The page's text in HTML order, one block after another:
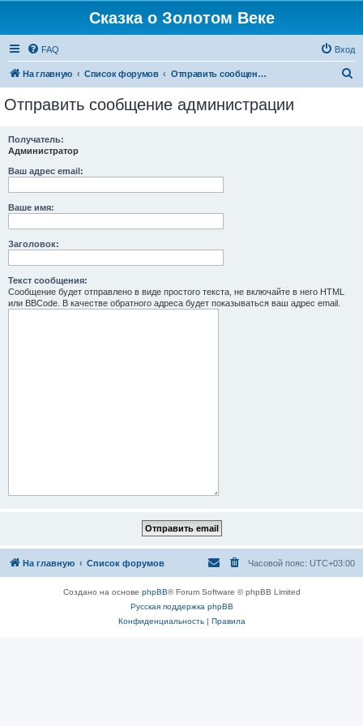
Сказка о Золотом Веке
FAQ Вход
На главную Список форумов Отправить сообщение администрации
Отправить сообщение администрации
Получатель:
Администратор
Ваш адрес email:
Ваше имя:
Заголовок:
Текст сообщения:
Сообщение будет отправлено в виде простого текста, не включайте в него HTML
или BBCode. В качестве обратного адреса будет показываться ваш адрес email.
На главную Список форумов Часовой пояс: UTC+03:00
Создано на основе phpBB® Forum Software © phpBB Limited
Русская поддержка phpBB
Конфиденциальность| Правила